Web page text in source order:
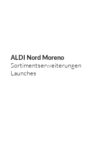
ALDI Nord Moreno
Sortimentserweiterungen
Launches